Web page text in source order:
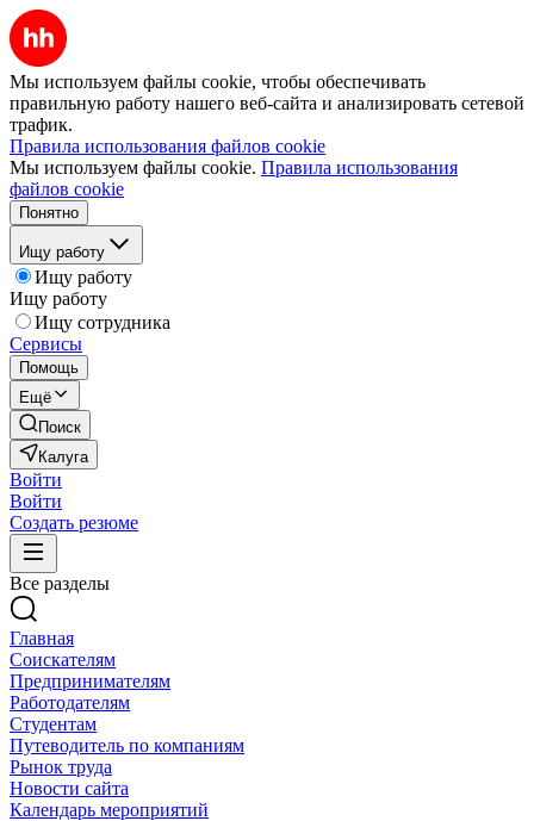
Мы используем файлы cookie, чтобы обеспечивать
правильную работу нашего веб-сайта и анализировать сетевой
трафик.
Правила использования файлов cookie
Мы используем файлы cookie. Правила использования
файлов cookie
Понятно
Ищу работу
Ищу работу
Ищу работу
Ищу сотрудника
Сервисы
Помощь
Ещё
Поиск
Калуга
Войти
Войти
Создать резюме
Все разделы
Главная
Соискателям
Предпринимателям
Работодателям
Студентам
Путеводитель по компаниям
Рынок труда
Новости сайта
Календарь мероприятий